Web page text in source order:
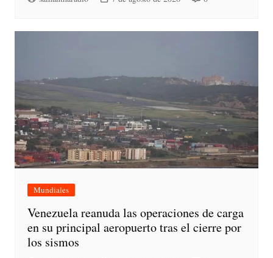
Mundiales
Venezuela reanuda las operaciones de carga
en su principal aeropuerto tras el cierre por
los sismos